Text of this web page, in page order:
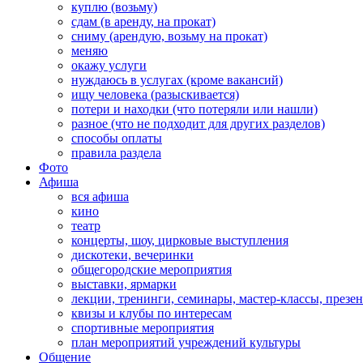
куплю (возьму)
сдам (в аренду, на прокат)
сниму (арендую, возьму на прокат)
меняю
окажу услуги
нуждаюсь в услугах (кроме вакансий)
ищу человека (разыскивается)
потери и находки (что потеряли или нашли)
разное (что не подходит для других разделов)
способы оплаты
правила раздела
Фото
Афиша
вся афиша
кино
театр
концерты, шоу, цирковые выступления
дискотеки, вечеринки
общегородские мероприятия
выставки, ярмарки
лекции, тренинги, семинары, мастер-классы,
квизы и клубы по интересам
спортивные мероприятия
план мероприятий учреждений культуры
Общение